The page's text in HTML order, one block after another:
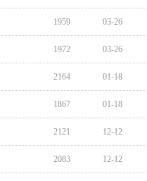
03-26
1959
03-26
1972
01-18
2164
01-18
1867
12-12
2121
12-12
2083